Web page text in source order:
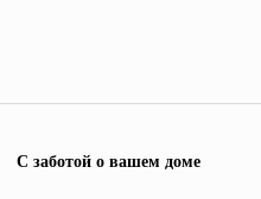
С заботой о вашем доме